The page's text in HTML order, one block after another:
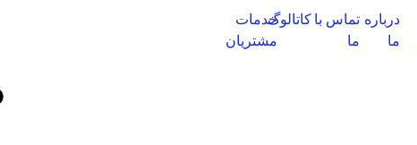
درباره
ما
تماس با
ما
کاتالوگ‌خدمات
مشتریان